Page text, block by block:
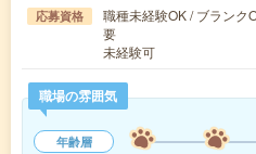
応募資格
職種未経験OK / ブランク
要
未経験可
職場の雰囲気
年齢層